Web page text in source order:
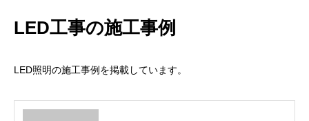
LED工事の施工事例
LED照明の施工事例を掲載しています。